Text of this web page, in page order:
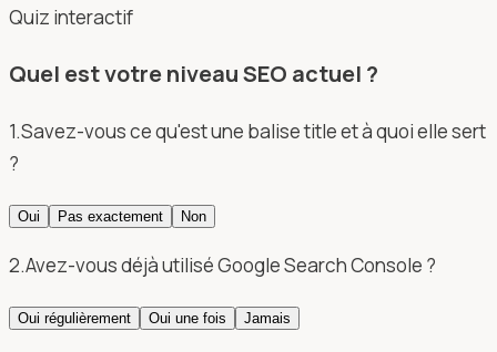
Quiz interactif
Quel est votre niveau SEO actuel ?
1.Savez-vous ce qu'est une balise title et à quoi elle sert
?
Oui Pas exactement Non
2.Avez-vous déjà utilisé Google Search Console ?
Oui régulièrement Oui une fois Jamais